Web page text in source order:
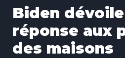
Biden
réponse aux
des maisons